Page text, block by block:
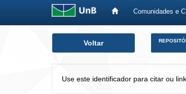
Comunidades e
Voltar
Use este identificador para citar ou